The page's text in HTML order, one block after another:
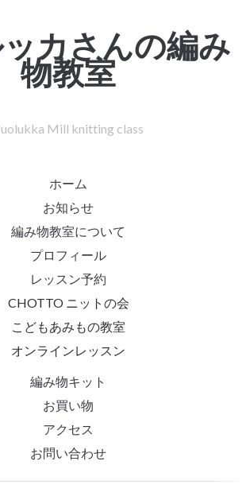
カさんの編み
物教室
Mill knitting class
ホーム
お知らせ
編み物教室について
プロフィール
レッスン予約
CHOTTO ニットの会
こどもあみもの教室
オンラインレッスン
編み物キット
お買い物
アクセス
お問い合わせ